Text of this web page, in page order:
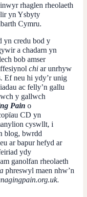
rhaglen rheolaeth
yn Ysbyty
Cymru.
yn credu bod y
a chadarn yn
bob amser
chi ar unrhyw
Ef neu hi ydy’r unig
ac felly’n gallu
y gallwch
Pain o
CD yn
cyswllt, i
blog, bwrdd
ar bapur hefyd ar
ydy
ganolfan rheolaeth
a phreswyl maen nhw’n